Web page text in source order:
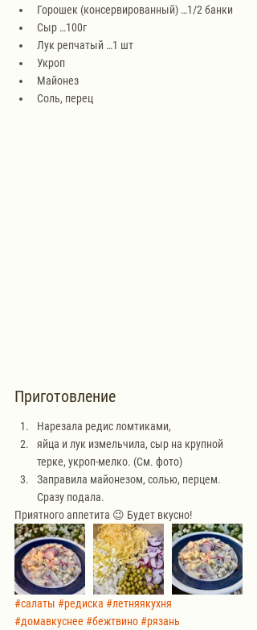
Горошек (консервированный) …1/2 банки
Сыр …100г
Лук репчатый …1 шт
Укроп
Майонез
Соль, перец
Приготовление
Нарезала редис ломтиками,
яйца и лук измельчила, сыр на крупной
терке, укроп-мелко. (См. фото)
Заправила майонезом, солью, перцем.
Сразу подала.
Приятного аппетита 😉 Будет вкусно!
#салаты #редиска #летняякухня
#домавкуснее #бежтвино#рязань